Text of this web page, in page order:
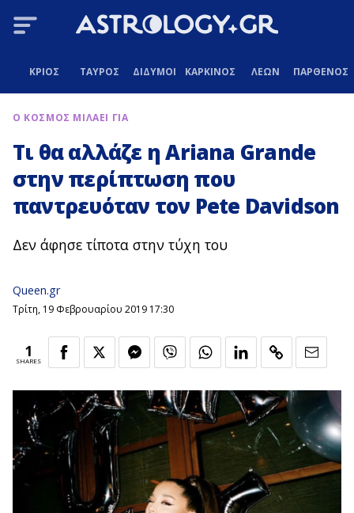
ΚΡΙΟΣ ΤΑΥΡΟΣ ΔΙΔΥΜΟΙ ΚΑΡΚΙΝΟΣ ΛΕΩΝ ΠΑΡΘΕΝΟΣ
Ο ΚΟΣΜΟΣ ΜΙΛΑΕΙ ΓΙΑ
Τι θα αλλάζε η Ariana Grande
στην περίπτωση που
παντρευόταν τον Pete Davidson
Δεν άφησε τίποτα στην τύχη του
Queen.gr
Τρίτη, 19 Φεβρουαρίου 2019 17:30
1
SHARES